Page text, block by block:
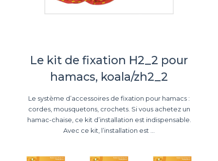
Le kit de fixation H2_2 pour
hamacs, koala/zh2_2
Le système d’accessoires de fixation pour hamacs :
cordes, mousquetons, crochets. Si vous achetez un
hamac-chaise, ce kit d’installation est indispensable.
Avec ce kit, l’installation est ...